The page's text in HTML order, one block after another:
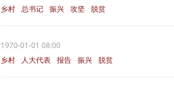
乡村 总书记 振兴 攻坚 脱贫
1970-01-01 08:00
乡村
人大代表 报告 振兴 脱贫